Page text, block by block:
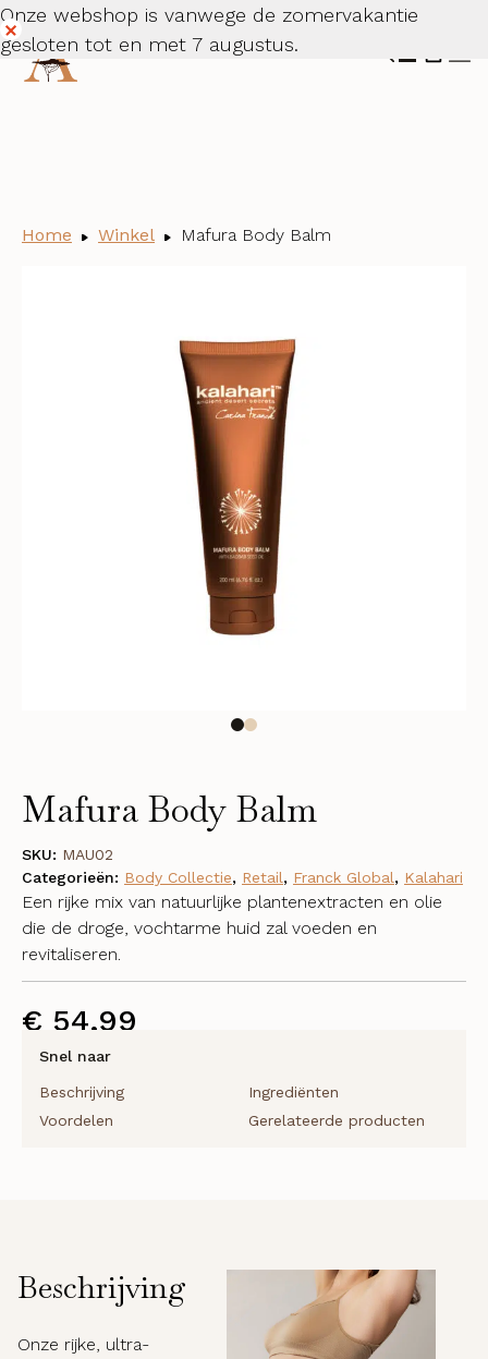
Onze webshop is vanwege de zomervakantie
gesloten tot en met 7 augustus.
Dismiss
Home Winkel Mafura Body Balm
Mafura Body Balm
€ 54,99
Snel naar
Beschrijving
Ingrediënten
Voordelen
Gerelateerde producten
Een rijke mix van natuurlijke plantenextracten en olie
die de droge, vochtarme huid zal voeden en
revitaliseren.
SKU: MAU02
Categorieën: Body Collectie, Retail, Franck Global, Kalahari
Beschrijving
Onze rijke, ultra-